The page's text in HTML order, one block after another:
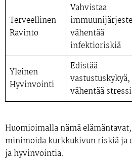
Terveellinen
Ravinto
Vahvistaa
vähentää
infektioriskiä
Yleinen
Hyvinvointi
Edistää
vastustuskykyä,
vähentää
Huomioimalla nämä
minimoida kurkkukivun riskiä ja
ja hyvinvointia.